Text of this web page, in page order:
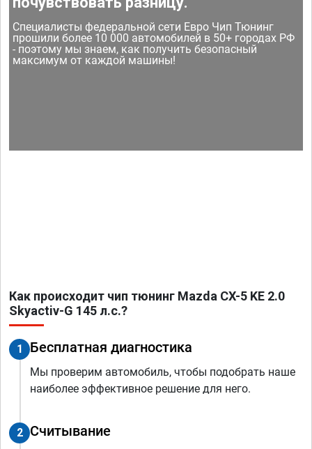
Специалисты федеральной сети Евро Чип Тюнинг
прошили более 10 000 автомобилей в 50+ городах РФ
- поэтому мы знаем, как получить безопасный
максимум от каждой машины!
Как происходит чип тюнинг Mazda CX-5 KE 2.0
Skyactiv-G 145 л.с.?
1 Бесплатная диагностика
Мы проверим автомобиль, чтобы подобрать наше
наиболее эффективное решение для него.
2 Считывание